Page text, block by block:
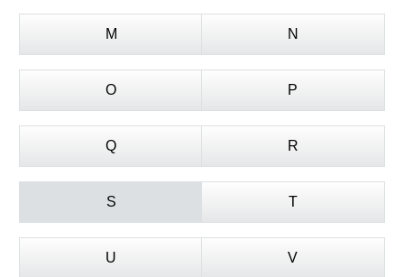
M N
O P
Q R
S T
U V